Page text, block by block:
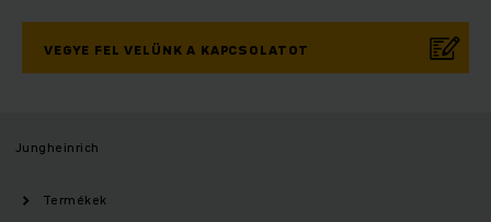
VEGYE FEL VELÜNK A KAPCSOLATOT
Jungheinrich
Termékek